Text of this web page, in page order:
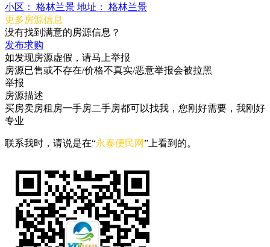
小区：
格林兰景 地址：
格林兰景
更多房源信息
没有找到满意的房源信息？
发布求购
如发现房源虚假，请马上举报
房源已售或不存在/价格不真实/恶意举报会被拉黑
举报
房源描述
买房卖房租房一手房二手房都可以找我，您刚好需要，我刚好
专业
联系我时，请说是在“永泰便民网”上看到的。